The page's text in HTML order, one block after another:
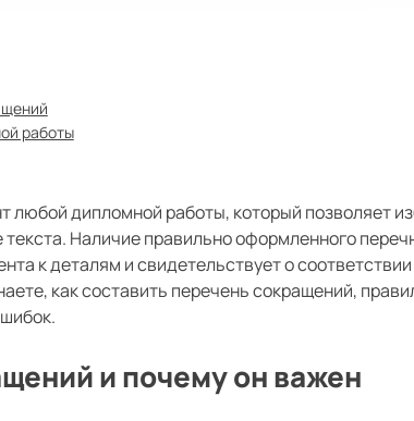
работы
дипломной работы, который позволяет
Наличие правильно оформленного
к деталям и свидетельствует о соответствии
как составить перечень сокращений,
и почему он важен